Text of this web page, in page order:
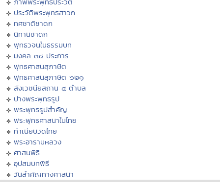
ประวัติพระพุทธสาวก
ทศชาติชาดก
นิทานชาดก
พุทธวจนในธรรมบท
มงคล ๓๘ ประการ
พุทธศาสนสุภาษิต
พุทธศาสนสุภาษิต ๖๒๑
สังเวชนียสถาน ๔ ตำบล
ปางพระพุทธรูป
พระพุทธรูปสำคัญ
พระพุทธศาสนาในไทย
ทำเนียบวัดไทย
พระอารามหลวง
ศาสนพิธี
อุปสมบทพิธี
วันสำคัญทางศาสนา